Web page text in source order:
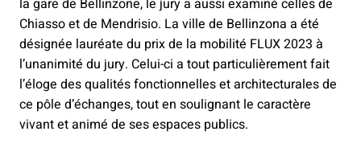
la gare de Bellinzone, le jury a aussi examiné celles de
Chiasso et de Mendrisio. La ville de Bellinzona a été
désignée lauréate du prix de la mobilité FLUX 2023 à
l’unanimité du jury. Celui-ci a tout particulièrement fait
l’éloge des qualités fonctionnelles et architecturales de
ce pôle d’échanges, tout en soulignant le caractère
vivant et animé de ses espaces publics.